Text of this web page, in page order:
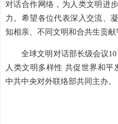
对话合作网络，为人类文明进
力。希望各位代表深入交流、
知相亲、不同文明和合共生贡献
全球文明对话部长级会议
人类文明多样性 共促世界和平
中共中央对外联络部共同主办。